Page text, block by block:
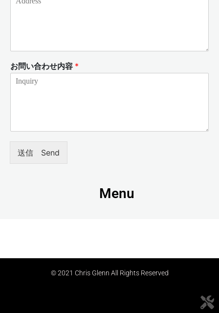
お問い合わせ内容 *
送信 Send
Menu
© 2021 Chris Glenn All Rights Reserved